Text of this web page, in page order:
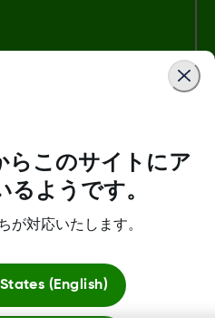
Follow、Dexcom One、
他の国における Dexcom, Inc. の
らこのサイトにア
るようです。
が対応いたします。
(English)